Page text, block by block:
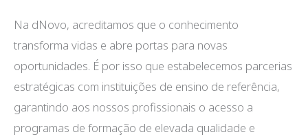
Na dNovo, acreditamos que o conhecimento
transforma vidas e abre portas para novas
oportunidades. É por isso que estabelecemos parcerias
estratégicas com instituições de ensino de referência,
garantindo aos nossos profissionais o acesso a
programas de formação de elevada qualidade e